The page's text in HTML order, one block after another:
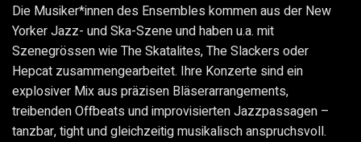
Die Musiker*innen des Ensembles kommen aus der New
Yorker Jazz- und Ska-Szene und haben u.a. mit
Szenegrössen wie The Skatalites, The Slackers oder
Hepcat zusammengearbeitet. Ihre Konzerte sind ein
explosiver Mix aus präzisen Bläserarrangements,
treibenden Offbeats und improvisierten Jazzpassagen –
tanzbar, tight und gleichzeitig musikalisch anspruchsvoll.